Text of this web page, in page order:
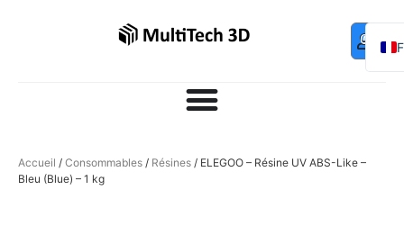
0,00 €
Accueil / Consommables / Résines / ELEGOO – Résine UV ABS-Like –
Bleu (Blue) – 1 kg